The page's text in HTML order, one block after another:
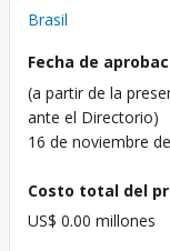
Brasil
Fecha de
(a partir de la
ante el Directorio)
16 de noviembre
Costo total del
US$ 0.00 millones